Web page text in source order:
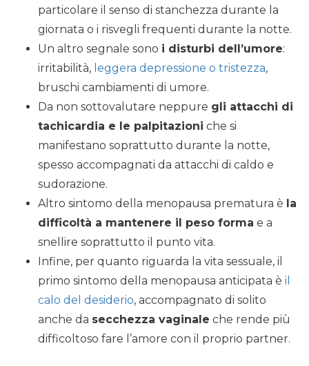
particolare il senso di stanchezza durante la
giornata o i risvegli frequenti durante la notte.
Un altro segnale sono i disturbi dell’umore:
irritabilità, leggera depressione o tristezza,
bruschi cambiamenti di umore.
Da non sottovalutare neppure gli attacchi di
tachicardia e le palpitazioni che si
manifestano soprattutto durante la notte,
spesso accompagnati da attacchi di caldo e
sudorazione.
Altro sintomo della menopausa prematura è la
difficoltà a mantenere il peso forma e a
snellire soprattutto il punto vita.
Infine, per quanto riguarda la vita sessuale, il
primo sintomo della menopausa anticipata è il
calo del desiderio, accompagnato di solito
anche da secchezza vaginale che rende più
difficoltoso fare l’amore con il proprio partner.